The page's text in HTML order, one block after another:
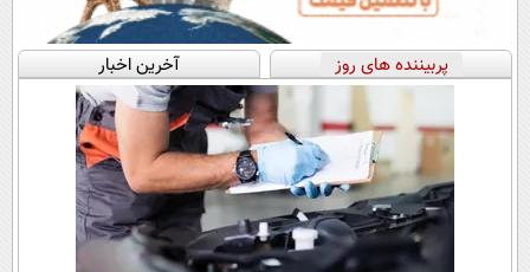
پربیننده های روز آخرین اخبار